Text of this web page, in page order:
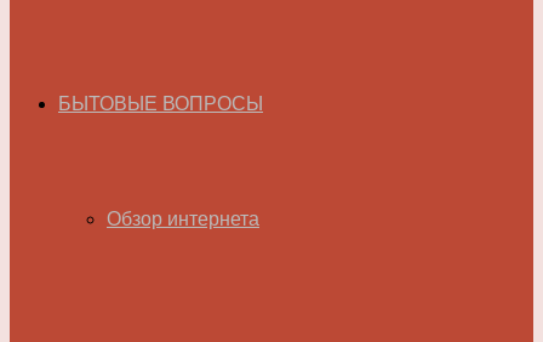
БЫТОВЫЕ ВОПРОСЫ
Обзор интернета